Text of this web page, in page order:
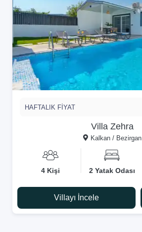
Villa Zehra
Kalkan / Bezirgan
HAFTALIK FİYAT
4 Kişi 2 Yatak Odası
Villayı İncele